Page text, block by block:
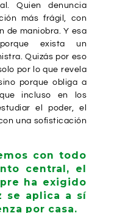
Quien denuncia
más frágil, con
de maniobra. Y esa
exista un
Quizás por eso
por lo que revela
porque obliga a
incluso en los
el poder, el
una sofisticación
con todo
central, el
ha exigido
se aplica a sí
por casa.